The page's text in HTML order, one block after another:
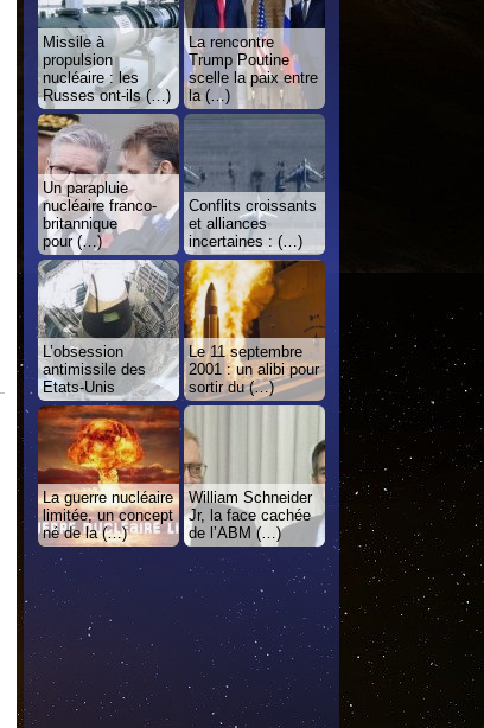
Missile à
propulsion
nucléaire : les
Russes ont-ils (…)
La rencontre
Trump Poutine
scelle la paix entre
la (…)
Un parapluie
nucléaire franco-
britannique
pour (…)
Conflits croissants
et alliances
incertaines : (…)
L’obsession
antimissile des
Etats-Unis
Le 11 septembre
2001 : un alibi pour
sortir du (…)
La guerre nucléaire
limitée, un concept
né de la (…)
William Schneider
Jr, la face cachée
de l’ABM (…)